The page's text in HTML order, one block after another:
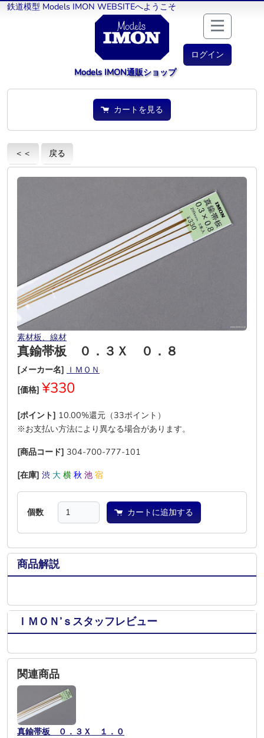
鉄道模型 Models IMON WEBSITEへようこそ
ログイン
Models IMON通販ショップ
カートを見る
＜＜ 戻る
素材板、線材
真鍮帯板 ０．３Ｘ ０．８
[メーカー名] ＩＭＯＮ
[価格] ¥330
[ポイント] 10.00%還元（33ポイント）
※お支払い方法により異なる場合があります。
[商品コード] 304-700-777-101
[在庫] 渋 大 横 秋 池 宿
個数 カートに追加する
商品解説
ＩＭＯＮ’ｓスタッフレビュー
関連商品
真鍮帯板 ０．３Ｘ １．０